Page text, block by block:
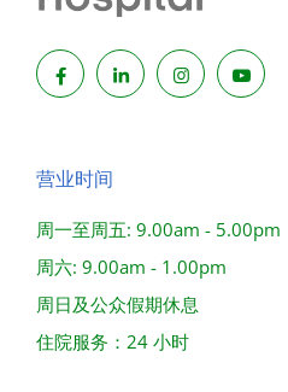
营业时间
周一至周五: 9.00am - 5.00pm
周六: 9.00am - 1.00pm
周日及公众假期休息
住院服务：24 小时